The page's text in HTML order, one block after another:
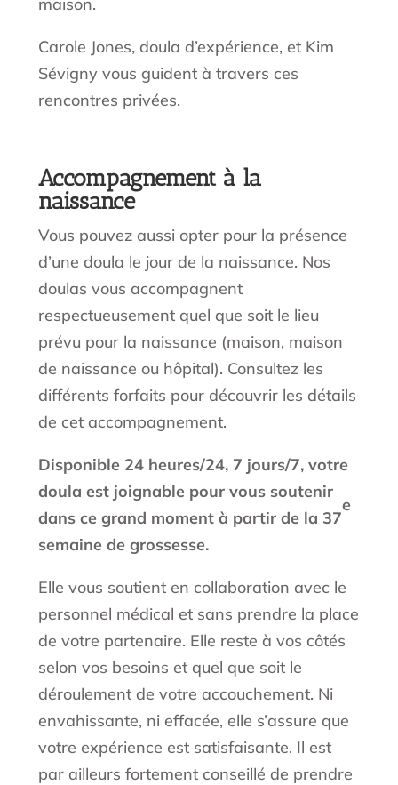
Carole Jones, doula d’expérience, et Kim
Sévigny vous guident à travers ces
rencontres privées.
Accompagnement à la
naissance
Vous pouvez aussi opter pour la présence
d’une doula le jour de la naissance. Nos
doulas vous accompagnent
respectueusement quel que soit le lieu
prévu pour la naissance (maison, maison
de naissance ou hôpital). Consultez les
différents forfaits pour découvrir les détails
de cet accompagnement.
Disponible 24 heures/24, 7 jours/7, votre
doula est joignable pour vous soutenir
dans ce grand moment à partir de la 37
e
semaine de grossesse.
Elle vous soutient en collaboration avec le
personnel médical et sans prendre la place
de votre partenaire. Elle reste à vos côtés
selon vos besoins et quel que soit le
déroulement de votre accouchement. Ni
envahissante, ni effacée, elle s’assure que
votre expérience est satisfaisante. Il est
par ailleurs fortement conseillé de prendre